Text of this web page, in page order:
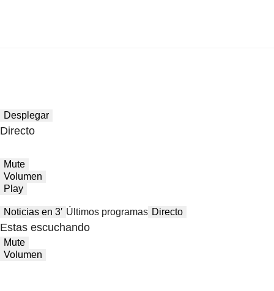
Desplegar
Directo
Mute
Volumen
Play
Noticias en 3′ Últimos programas Directo
Estas escuchando
Mute
Volumen